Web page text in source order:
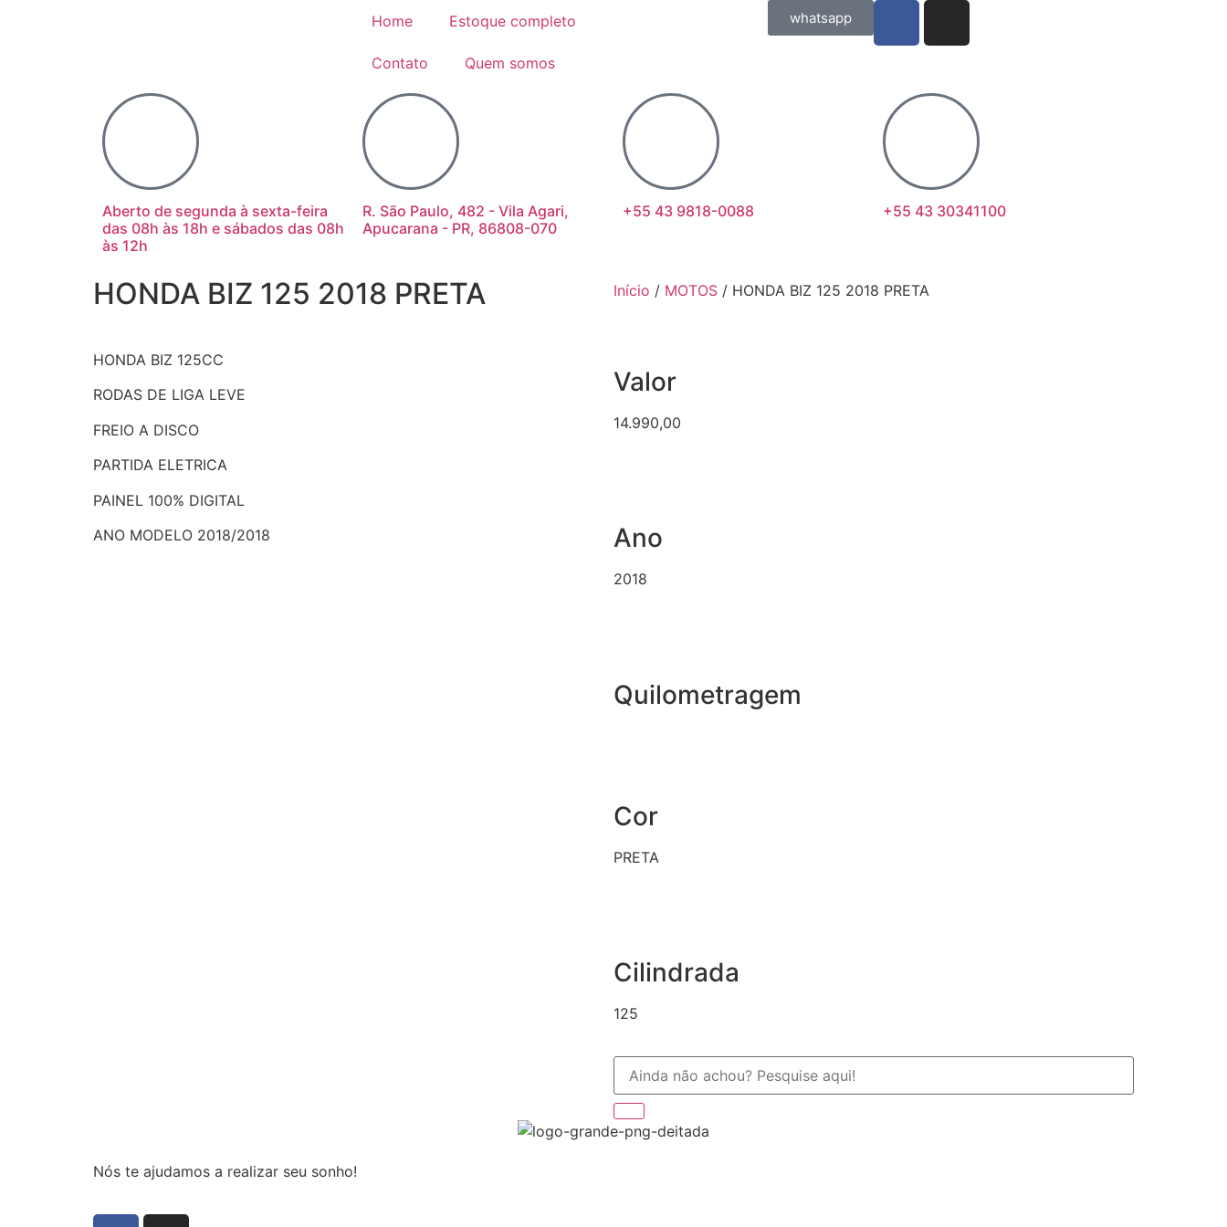
Home Estoque completo
Contato Quem somos
whatsapp
Aberto de segunda à sexta-feira
das 08h às 18h e sábados das 08h
às 12h
R. São Paulo, 482 - Vila Agari,
Apucarana - PR, 86808-070
+55 43 9818-0088 +55 43 30341100
HONDA BIZ 125 2018 PRETA Início / MOTOS / HONDA BIZ 125 2018 PRETA
HONDA BIZ 125CC
RODAS DE LIGA LEVE
FREIO A DISCO
PARTIDA ELETRICA
PAINEL 100% DIGITAL
ANO MODELO 2018/2018
Valor
14.990,00
Ano
2018
Quilometragem
Cor
PRETA
Cilindrada
125
Nós te ajudamos a realizar seu sonho!